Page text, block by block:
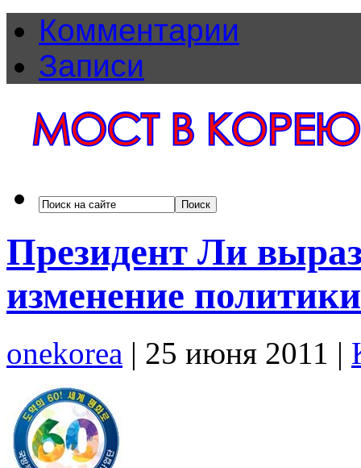
Комментарии
Записи
Президент Ли
изменение
onekorea | 25 июня 2011 |